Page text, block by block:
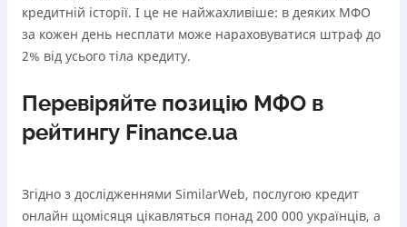
кредитній історії. І це не найжахливіше: в деяких МФО
за кожен день несплати може нараховуватися штраф до
2% від усього тіла кредиту.
Перевіряйте позицію МФО в
рейтингу Finance.ua
Згідно з дослідженнями SimilarWeb, послугою кредит
онлайн щомісяця цікавляться понад 200 000 українців, а